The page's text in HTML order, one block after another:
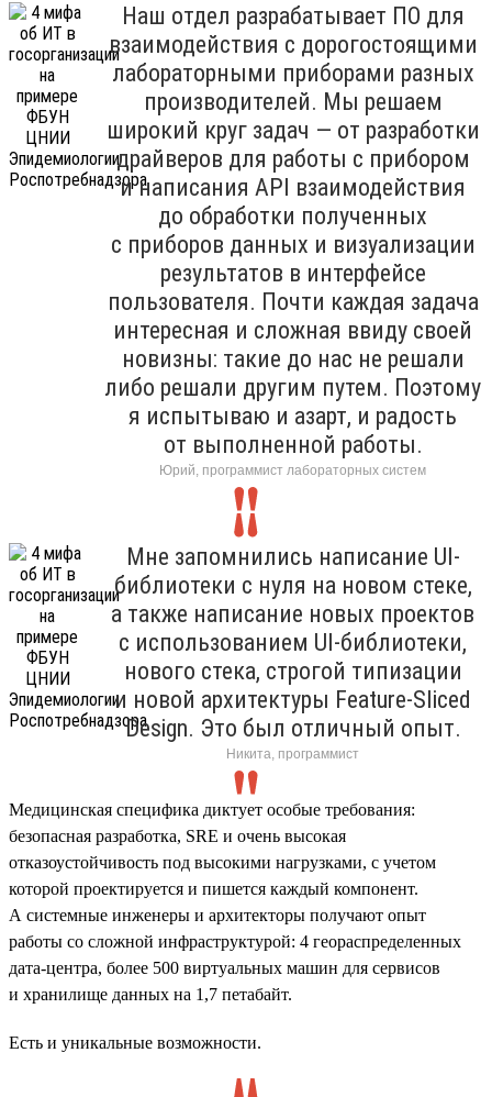
Наш отдел разрабатывает ПО для
взаимодействия с дорогостоящими
лабораторными приборами разных
производителей. Мы решаем
широкий круг задач — от разработки
драйверов для работы с прибором
и написания API взаимодействия
до обработки полученных
с приборов данных и визуализации
результатов в интерфейсе
пользователя. Почти каждая задача
интересная и сложная ввиду своей
новизны: такие до нас не решали
либо решали другим путем. Поэтому
я испытываю и азарт, и радость
от выполненной работы.
Юрий, программист лабораторных систем
Мне запомнились написание UI-
библиотеки с нуля на новом стеке,
а также написание новых проектов
с использованием UI-библиотеки,
нового стека, строгой типизации
и новой архитектуры Feature-Sliced
Design. Это был отличный опыт.
Никита, программист
Медицинская специфика диктует особые требования:
безопасная разработка, SRE и очень высокая
отказоустойчивость под высокими нагрузками, с учетом
которой проектируется и пишется каждый компонент.
А системные инженеры и архитекторы получают опыт
работы со сложной инфраструктурой: 4 геораспределенных
дата-центра, более 500 виртуальных машин для сервисов
и хранилище данных на 1,7 петабайт.
Есть и уникальные возможности.